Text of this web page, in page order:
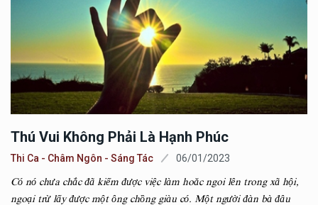
Thú Vui Không Phải Là Hạnh Phúc
Thi Ca - Châm Ngôn - Sáng Tác 06/01/2023
Có nó chưa chắc đã kiếm được việc làm hoăc ngoi lên trong xã hội,
ngoại trừ lấy được một ông chồng giàu có. Một người đàn bà đâu